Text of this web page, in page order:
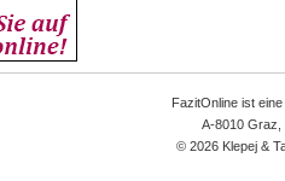
FazitOnline ist
A-8010 Graz,
© 2026 Klepej &